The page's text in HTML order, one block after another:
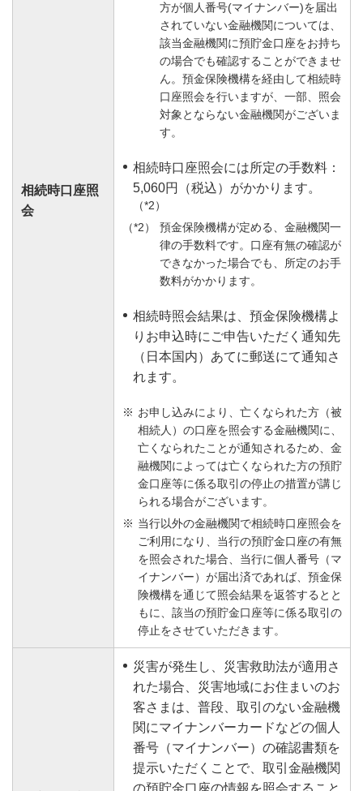
相続時口座照
会
方が個人番号(マイナンバー)を届出
されていない金融機関については、
該当金融機関に預貯金口座をお持ち
の場合でも確認することができませ
ん。預金保険機構を経由して相続時
口座照会を行いますが、一部、照会
対象とならない金融機関がございま
す。
相続時口座照会には所定の手数料：
5,060円（税込）がかかります。
（*2）
預金保険機構が定める、金融機関一
律の手数料です。口座有無の確認が
できなかった場合でも、所定のお手
数料がかかります。
相続時照会結果は、預金保険機構よ
りお申込時にご申告いただく通知先
（日本国内）あてに郵送にて通知さ
れます。
お申し込みにより、亡くなられた方（被
相続人）の口座を照会する金融機関に、
亡くなられたことが通知されるため、金
融機関によっては亡くなられた方の預貯
金口座等に係る取引の停止の措置が講じ
られる場合がございます。
当行以外の金融機関で相続時口座照会を
ご利用になり、当行の預貯金口座の有無
を照会された場合、当行に個人番号（マ
イナンバー）が届出済であれば、預金保
険機構を通じて照会結果を返答するとと
もに、該当の預貯金口座等に係る取引の
停止をさせていただきます。
災害が発生し、災害救助法が適用さ
れた場合、災害地域にお住まいのお
客さまは、普段、取引のない金融機
関にマイナンバーカードなどの個人
番号（マイナンバー）の確認書類を
提示いただくことで、取引金融機関
の預貯金口座の情報を照会すること